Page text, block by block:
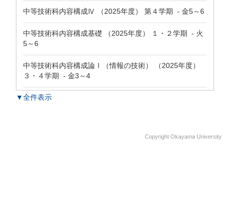
中等技術科内容構成Ⅳ （2025年度） 第４学期 - 金5～6
中等技術科内容構成基礎 （2025年度） １・２学期 - 火
5～6
中等技術科内容構成論Ⅰ（情報の技術） （2025年度）
３・４学期 - 金3～4
▼全件表示
Copyright Okayama University